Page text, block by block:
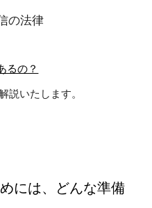
の法律
るの？
説いたします。
には、どんな準備